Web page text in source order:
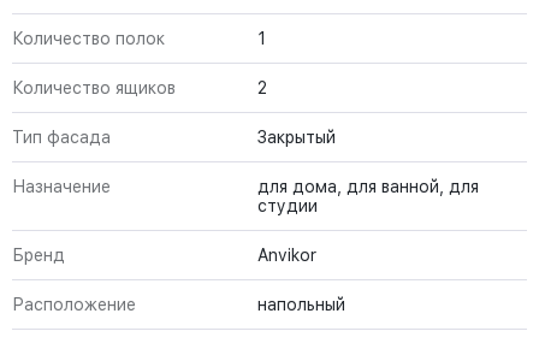
Количество полок 1
Количество ящиков 2
Тип фасада Закрытый
Назначение
для дома, для ванной, для
студии
Бренд Anvikor
Расположение напольный